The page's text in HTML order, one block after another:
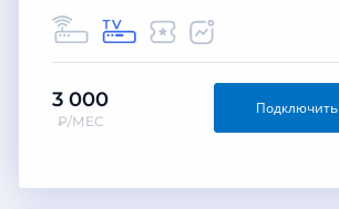
3 000
₽/МЕС
Подключить